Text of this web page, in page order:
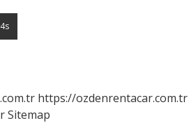
https://ozdenrentacar.com.tr
Sitemap